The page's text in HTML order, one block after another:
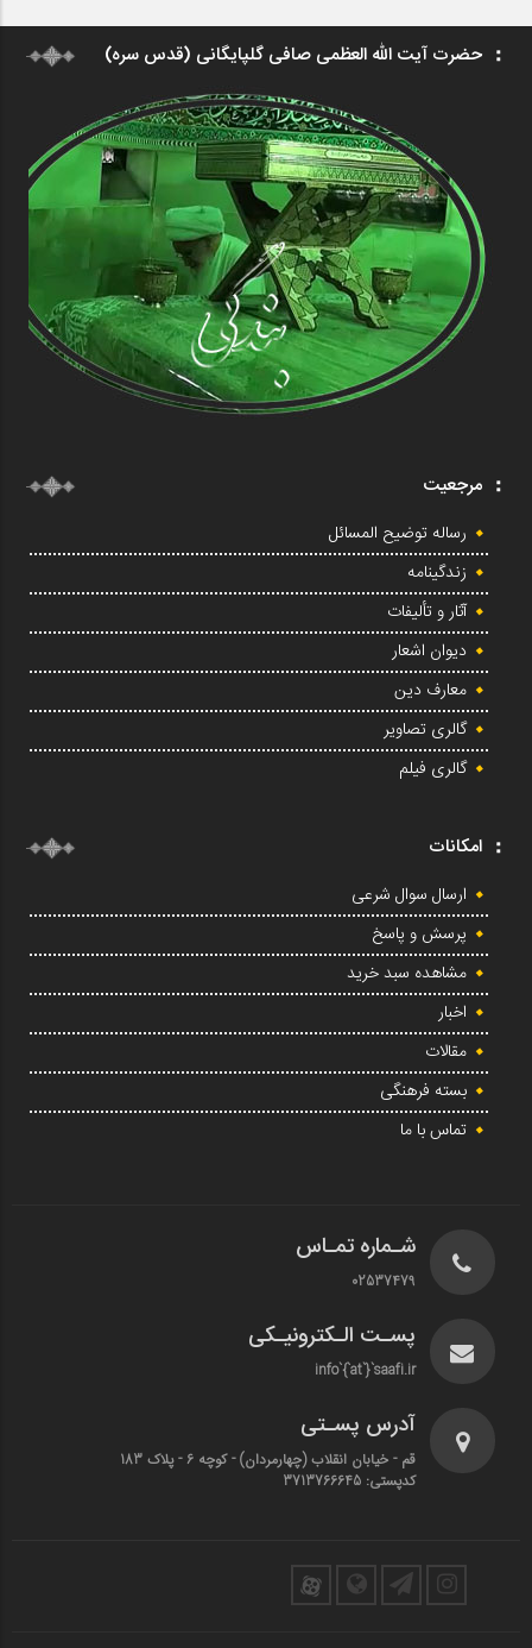
حضرت آیت الله العظمی صافی گلپایگانی (قدس سره)
مرجعیت
رساله توضیح المسائل
زندگینامه
آثار و تألیفات
دیوان اشعار
معارف دین
گالری تصاویر
گالری فیلم
امکانات
ارسال سوال شرعی
پرسش و پاسخ
مشاهده سبد خرید
اخبار
مقالات
بسته فرهنگی
تماس با ما
شـماره تمـاس
02537479
پسـت الـکترونیـکی
info`{`at`}`saafi.ir
آدرس پسـتی
قم - خیابان انقلاب (چهارمردان)‌ - کوچه 6 - پلاک 183
کدپستی: 3713766645